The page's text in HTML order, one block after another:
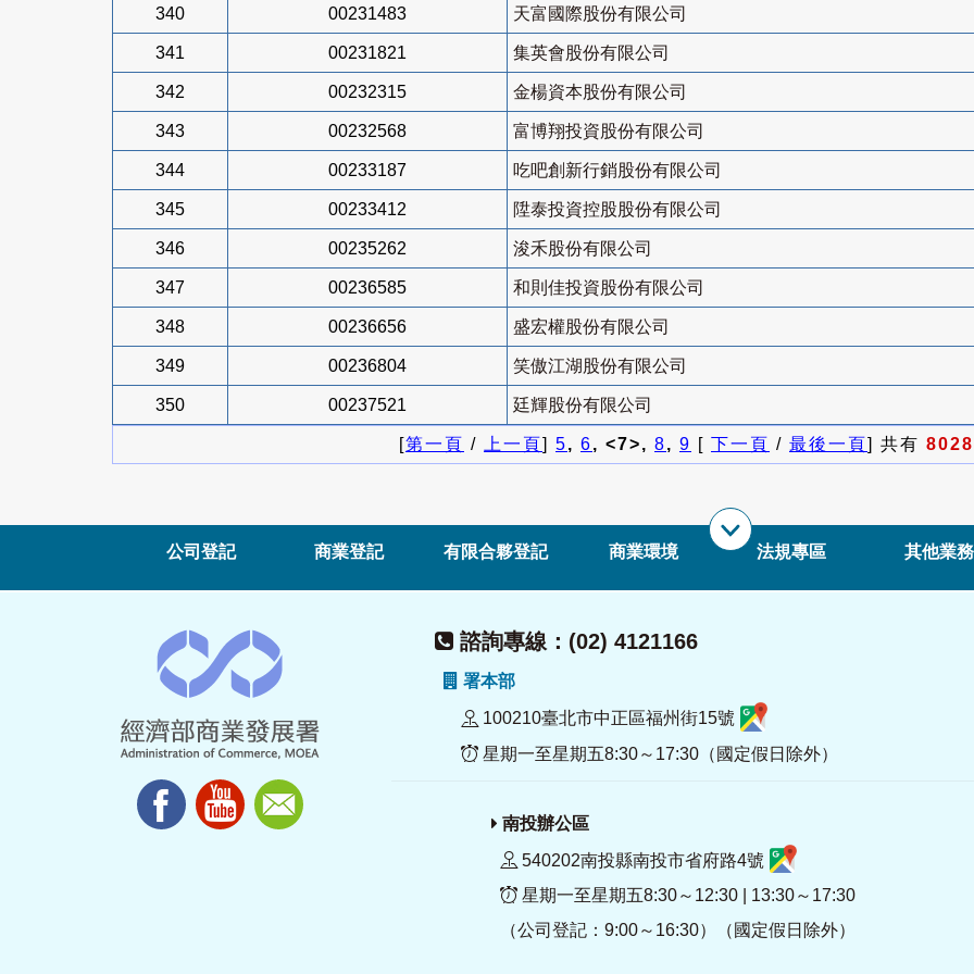
340 00231483 天富國際股份有限公司
341 00231821 集英會股份有限公司
342 00232315 金楊資本股份有限公司
343 00232568 富博翔投資股份有限公司
344 00233187 吃吧創新行銷股份有限公司
345 00233412 陞泰投資控股股份有限公司
346 00235262 浚禾股份有限公司
347 00236585 和則佳投資股份有限公司
348 00236656 盛宏權股份有限公司
349 00236804 笑傲江湖股份有限公司
350 00237521 廷輝股份有限公司
[第一頁 / 上一頁] 5, 6, <7>, 8, 9 [ 下一頁 / 最後一頁] 共有 8028
公司登記 商業登記 有限合夥登記 商業環境 法規專區 其他業務
諮詢專線：(02) 4121166
署本部
100210臺北市中正區福州街15號
星期一至星期五8:30～17:30（國定假日除外）
南投辦公區
540202南投縣南投市省府路4號
星期一至星期五8:30～12:30 | 13:30～17:30
（公司登記：9:00～16:30）（國定假日除外）